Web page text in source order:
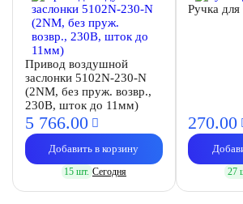
Привод воздушной
заслонки 5102N-230-N
(2NM, без пруж. возвр.,
230В, шток до 11мм)
5 766.00
Добавить в корзину
15 шт. Сегодня
Ручка для
270.00
27